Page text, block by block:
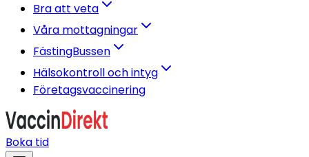
Bra att veta
Våra mottagningar
FästingBussen
Hälsokontroll och intyg
Företagsvaccinering
Boka tid